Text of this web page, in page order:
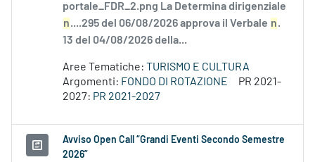
portale_FDR_2.png La Determina dirigenziale
n....295 del 06/08/2026 approva il Verbale n.
13 del 04/08/2026 della...
Aree Tematiche: TURISMO E CULTURA
Argomenti: FONDO DI ROTAZIONE
PR 2021-
2027: PR 2021-2027
Avviso Open Call “Grandi Eventi Secondo Semestre
2026”